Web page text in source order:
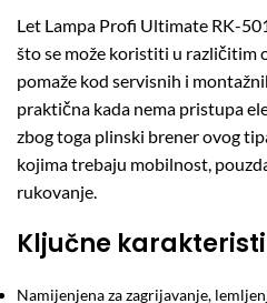
Let Lampa Profi Ultimate RK-
što se može koristiti u različitim
pomaže kod servisnih i
praktična kada nema pristupa
zbog toga plinski brener ovog
kojima trebaju mobilnost,
rukovanje.
Ključne
Namijenjena za zagrijavanje,